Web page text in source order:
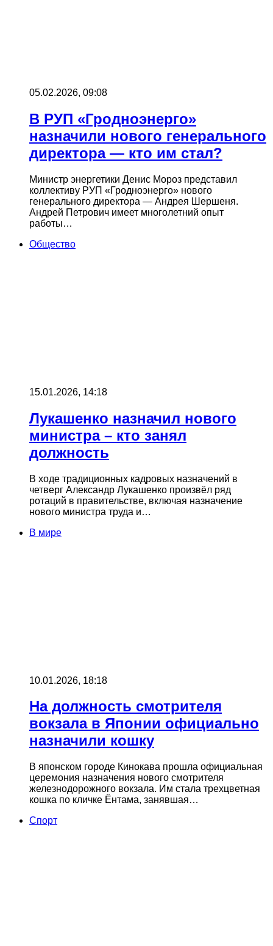
05.02.2026, 09:08
В РУП «Гродноэнерго»
назначили нового генерального
директора — кто им стал?
Министр энергетики Денис Мороз представил
коллективу РУП «Гродноэнерго» нового
генерального директора — Андрея Шершеня.
Андрей Петрович имеет многолетний опыт
работы…
Общество
15.01.2026, 14:18
Лукашенко назначил нового
министра – кто занял
должность
В ходе традиционных кадровых назначений в
четверг Александр Лукашенко произвёл ряд
ротаций в правительстве, включая назначение
нового министра труда и…
В мире
10.01.2026, 18:18
На должность смотрителя
вокзала в Японии официально
назначили кошку
В японском городе Кинокава прошла официальная
церемония назначения нового смотрителя
железнодорожного вокзала. Им стала трехцветная
кошка по кличке Ёнтама, занявшая…
Cпорт